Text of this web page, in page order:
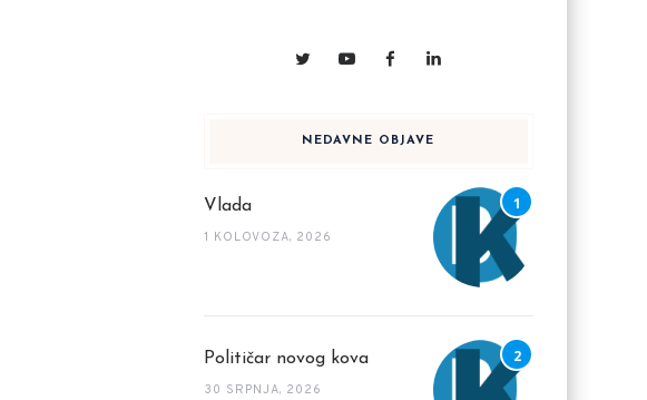
NEDAVNE OBJAVE
Vlada
1 KOLOVOZA, 2026
Političar novog kova
30 SRPNJA, 2026